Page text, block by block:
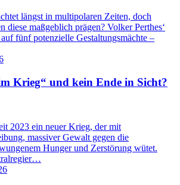
längst in multipolaren Zeiten, doch
diese maßgeblich prägen? Volker Perthes‘
fünf potenzielle Gestaltungsmächte –
Krieg“ und kein Ende in Sicht?
2023 ein neuer Krieg, der mit
massiver Gewalt gegen die
Hunger und Zerstörung wütet.